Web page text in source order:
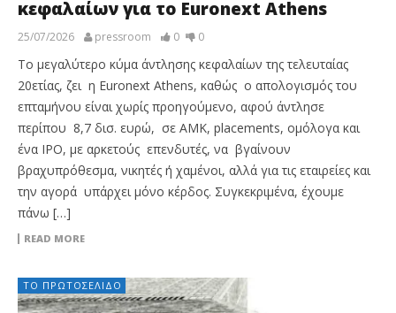
κεφαλαίων για το Euronext Athens
25/07/2026 pressroom 0 0
Το μεγαλύτερο κύμα άντλησης κεφαλαίων της τελευταίας
20ετίας, ζει η Euronext Athens, καθώς ο απολογισμός του
επταμήνου είναι χωρίς προηγούμενο, αφού άντλησε
περίπου 8,7 δισ. ευρώ, σε ΑΜΚ, placements, ομόλογα και
ένα IPO, με αρκετούς επενδυτές, να βγαίνουν
βραχυπρόθεσμα, νικητές ή χαμένοι, αλλά για τις εταιρείες και
την αγορά υπάρχει μόνο κέρδος. Συγκεκριμένα, έχουμε
πάνω […]
READ MORE
ΤΟ ΠΡΩΤΟΣΈΛΙΔΟ